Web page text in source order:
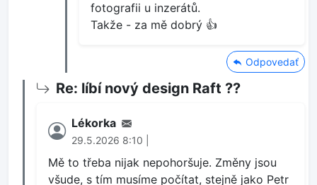
fotografii u inzerátů.
Takže - za mě dobrý 👍
Odpovedať
Re: líbí nový design Raft ??
Lékorka
29.5.2026 8:10 |
Mě to třeba nijak nepohoršuje. Změny jsou
všude, s tím musíme počítat, stejně jako Petr